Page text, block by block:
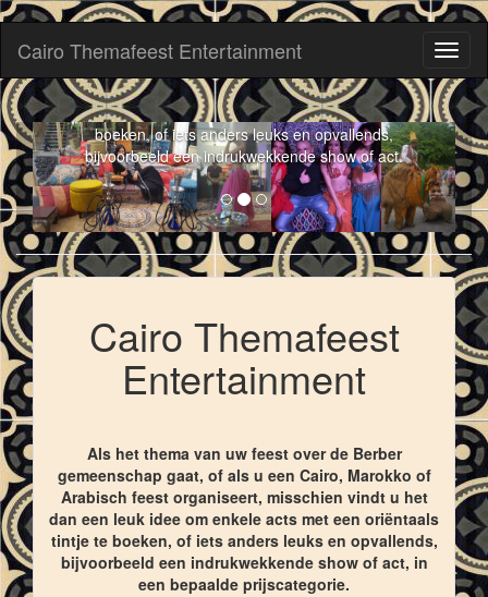
Cairo Themafeest Entertainment
Cairo Themafeest Entertainment: euk idee
om enkele acts met een oriëntaals tintje te
boeken, of iets anders leuks en opvallends,
bijvoorbeeld een indrukwekkende show of act.
Cairo Themafeest
Entertainment
Als het thema van uw feest over de Berber
gemeenschap gaat, of als u een Cairo, Marokko of
Arabisch feest organiseert, misschien vindt u het
dan een leuk idee om enkele acts met een oriëntaals
tintje te boeken, of iets anders leuks en opvallends,
bijvoorbeeld een indrukwekkende show of act, in
een bepaalde prijscategorie.